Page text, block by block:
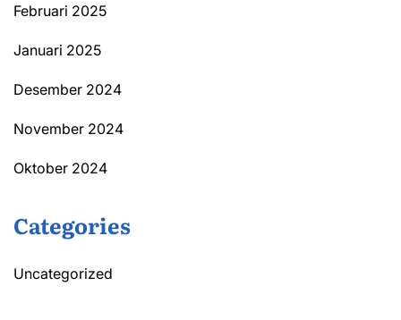
Februari 2025
Januari 2025
Desember 2024
November 2024
Oktober 2024
Categories
Uncategorized